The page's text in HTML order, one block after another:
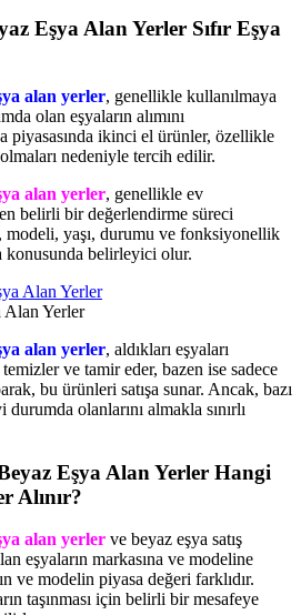
Eşya Alan Yerler Sıfır Eşya
alan yerler, genellikle kullanılmaya
olan eşyaların alımını
piyasasında ikinci el ürünler, özellikle
nedeniyle tercih edilir.
alan yerler, genellikle ev
belirli bir değerlendirme süreci
modeli, yaşı, durumu ve fonksiyonellik
konusunda belirleyici olur.
Alan Yerler
alan yerler, aldıkları eşyaları
ve tamir eder, bazen ise sadece
bu ürünleri satışa sunar. Ancak, bazı
olanlarını almakla sınırlı
Eşya Alan Yerler Hangi
Alınır?
alan yerler ve beyaz eşya satış
eşyaların markasına ve modeline
ve modelin piyasa değeri farklıdır.
taşınması için belirli bir mesafeye